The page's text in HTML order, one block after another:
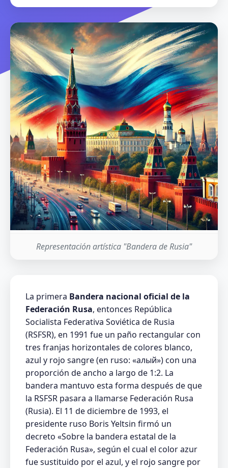
Representación artística "Bandera de Rusia"
La primera Bandera nacional oficial de la
Federación Rusa, entonces República
Socialista Federativa Soviética de Rusia
(RSFSR), en 1991 fue un paño rectangular con
tres franjas horizontales de colores blanco,
azul y rojo sangre (en ruso: «алый») con una
proporción de ancho a largo de 1:2. La
bandera mantuvo esta forma después de que
la RSFSR pasara a llamarse Federación Rusa
(Rusia). El 11 de diciembre de 1993, el
presidente ruso Boris Yeltsin firmó un
decreto «Sobre la bandera estatal de la
Federación Rusa», según el cual el color azur
fue sustituido por el azul, y el rojo sangre por